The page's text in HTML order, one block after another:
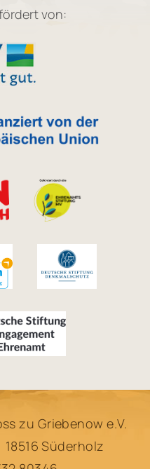
von:
zu Griebenow e.V.
18516 Süderholz